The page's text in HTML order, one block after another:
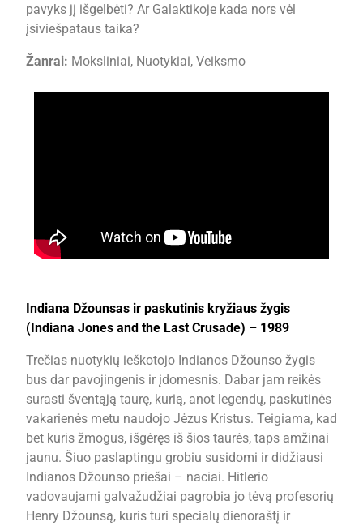
pavyks jį išgelbėti? Ar Galaktikoje kada nors vėl
įsiviešpataus taika?
Žanrai: Moksliniai, Nuotykiai, Veiksmo
Indiana Džounsas ir paskutinis kryžiaus žygis
(Indiana Jones and the Last Crusade) – 1989
Trečias nuotykių ieškotojo Indianos Džounso žygis
bus dar pavojingenis ir įdomesnis. Dabar jam reikės
surasti šventąją taurę, kurią, anot legendų, paskutinės
vakarienės metu naudojo Jėzus Kristus. Teigiama, kad
bet kuris žmogus, išgėręs iš šios taurės, taps amžinai
jaunu. Šiuo paslaptingu grobiu susidomi ir didžiausi
Indianos Džounso priešai – naciai. Hitlerio
vadovaujami galvažudžiai pagrobia jo tėvą profesorių
Henry Džounsą, kuris turi specialų dienoraštį ir